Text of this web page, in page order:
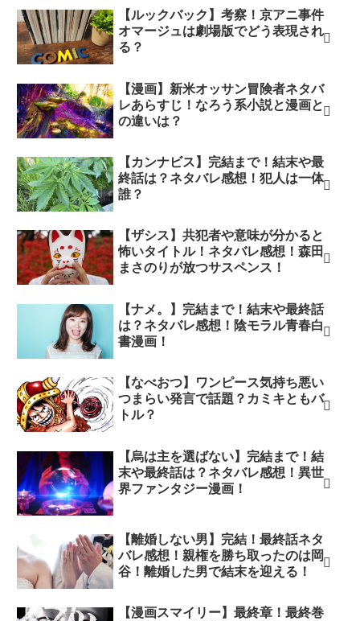
【ルックバック】考察！京アニ事件
オマージュは劇場版でどう表現され
る？
【漫画】新米オッサン冒険者ネタバ
レあらすじ！なろう系小説と漫画と
の違いは？
【カンナビス】完結まで！結末や最
終話は？ネタバレ感想！犯人は一体
誰？
【ザシス】共犯者や意味が分かると
怖いタイトル！ネタバレ感想！森田
まさのりが放つサスペンス！
【ナメ。】完結まで！結末や最終話
は？ネタバレ感想！陰モラル青春白
書漫画！
【なべおつ】ワンピース気持ち悪い
つまらい発言で話題？カミキともバ
トル？
【烏は主を選ばない】完結まで！結
末や最終話は？ネタバレ感想！異世
界ファンタジー漫画！
【離婚しない男】完結！最終話ネタ
バレ感想！親権を勝ち取ったのは岡
谷！離婚した男で結末を迎える！
【漫画スマイリー】最終章！最終巻